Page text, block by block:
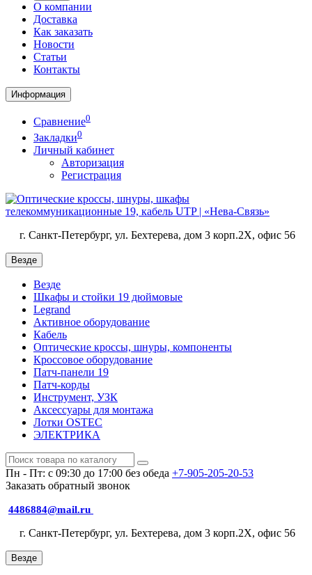
О компании
Доставка
Как заказать
Новости
Статьи
Контакты
Информация
Сравнение0
Закладки0
Личный кабинет
Авторизация
Регистрация
г. Санкт-Петербург, ул. Бехтерева, дом 3 корп.2X, офис 56
Везде
Везде
Шкафы и стойки 19 дюймовые
Legrand
Активное оборудование
Кабель
Оптические кроссы, шнуры, компоненты
Кроссовое оборудование
Патч-панели 19
Патч-корды
Инструмент, УЗК
Аксессуары для монтажа
Лотки OSTEC
ЭЛЕКТРИКА
Пн - Пт: с 09:30 до 17:00 без обеда +7-905-205-20-53
Заказать обратный звонок
4486884@mail.ru
г. Санкт-Петербург, ул. Бехтерева, дом 3 корп.2X, офис 56
Везде